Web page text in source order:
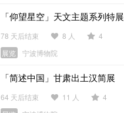
「仰望星空」天文主题系列特展
78 天后结束 8 人
4
展览
宁波博物院
「简述中国」甘肃出土汉简展
64 天后结束 11 人
4